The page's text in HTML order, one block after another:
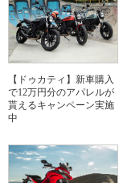
【ドゥカティ】新車購入
で12万円分のアパレルが
貰えるキャンペーン実施
中